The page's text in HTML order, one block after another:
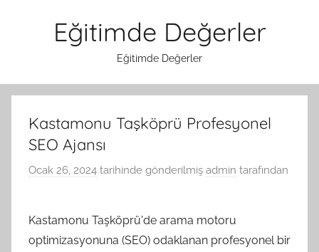
Eğitimde Değerler
Eğitimde Değerler
Kastamonu Taşköprü Profesyonel
SEO Ajansı
Ocak 26, 2024 tarihinde gönderilmiş admin tarafından
Kastamonu Taşköprü'de arama motoru
optimizasyonuna (SEO) odaklanan profesyonel bir